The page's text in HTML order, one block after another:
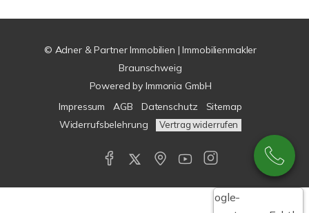
© Adner & Partner Immobilien | Immobilienmakler
Braunschweig
Powered by Immonia GmbH
Impressum
AGB Datenschutz
Sitemap
Widerrufsbelehrung
Vertrag widerrufen
Google-